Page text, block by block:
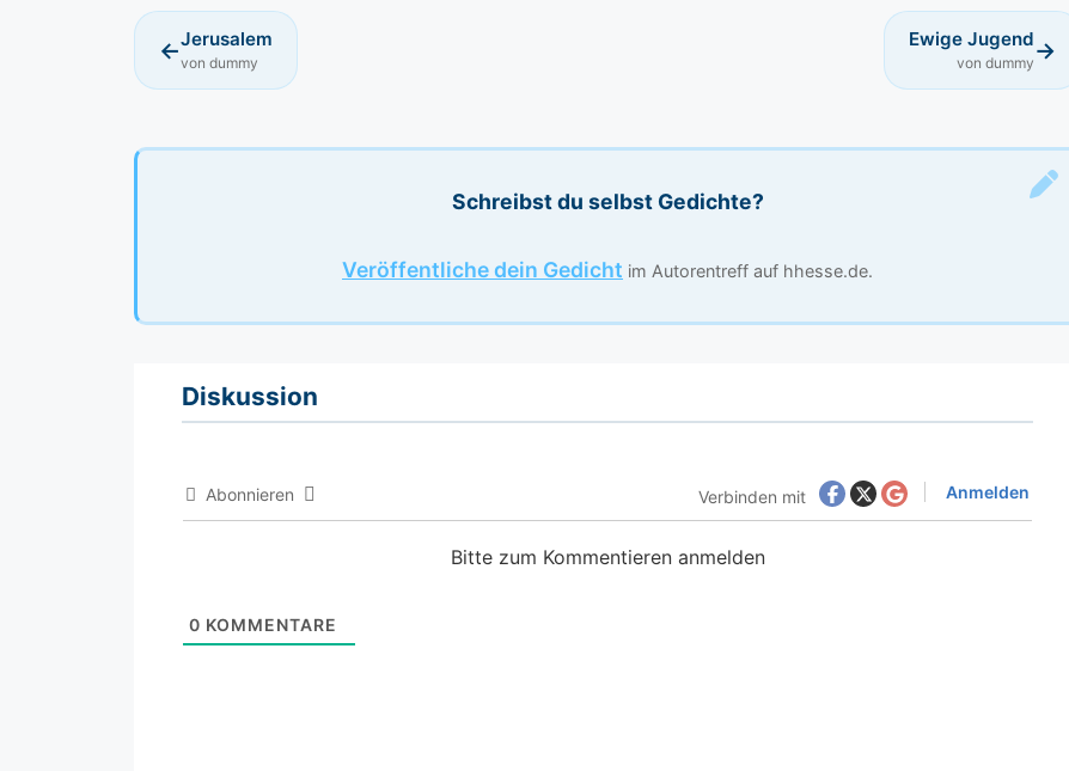
←Jerusalem
von dummy
Ewige Jugend
von dummy →
Schreibst du selbst Gedichte?
Veröffentliche dein Gedicht im Autorentreff auf hhesse.de.
Diskussion
Abonnieren Verbinden mit Anmelden
Bitte zum Kommentieren anmelden
0 KOMMENTARE